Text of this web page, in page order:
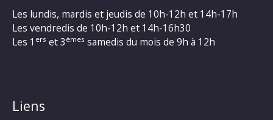
Les lundis, mardis et jeudis de 10h-12h et 14h-17h
Les vendredis de 10h-12h et 14h-16h30
Les 1 ers et 3 èmes samedis du mois de 9h à 12h
Liens